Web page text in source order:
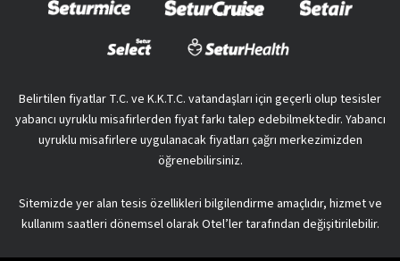
Belirtilen fiyatlar T.C. ve K.K.T.C. vatandaşları için geçerli olup tesisler
yabancı uyruklu misafirlerden fiyat farkı talep edebilmektedir. Yabancı
uyruklu misafirlere uygulanacak fiyatları çağrı merkezimizden
öğrenebilirsiniz.
Sitemizde yer alan tesis özellikleri bilgilendirme amaçlıdır, hizmet ve
kullanım saatleri dönemsel olarak Otel’ler tarafından değişitirilebilir.